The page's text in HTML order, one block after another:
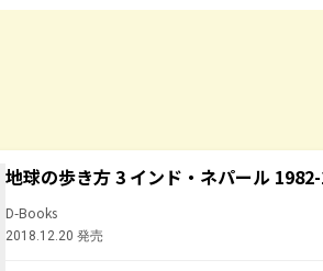
地球の歩き方 3 インド・ネパール 1982-
D-Books
2018.12.20 発売